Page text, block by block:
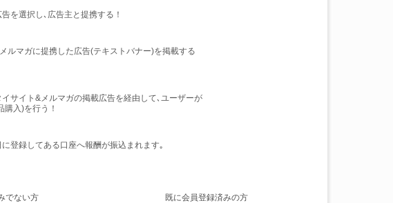
を選択し､広告主と提携する！
ルマガに提携した広告(テキストバナー)を掲載する
サイト&メルマガの掲載広告を経由して､ユーザーが
購入)を行う！
登録してある口座へ報酬が振込まれます｡
でない方 既に会員登録済みの方